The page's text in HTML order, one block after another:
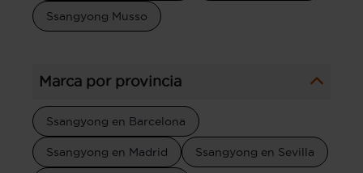
Ssangyong Musso
Marca por provincia
Ssangyong en Barcelona
Ssangyong en Madrid Ssangyong en Sevilla